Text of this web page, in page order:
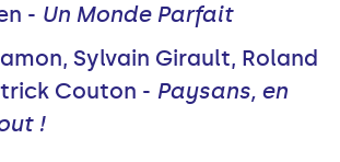
- Un Monde Parfait
Sylvain Girault, Roland
Couton - Paysans, en
!